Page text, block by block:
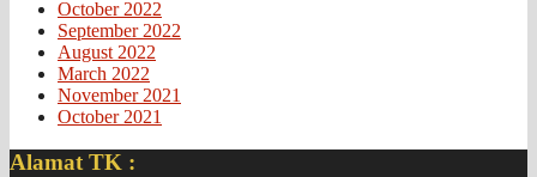
October 2022
September 2022
August 2022
March 2022
November 2021
October 2021
Alamat TK :